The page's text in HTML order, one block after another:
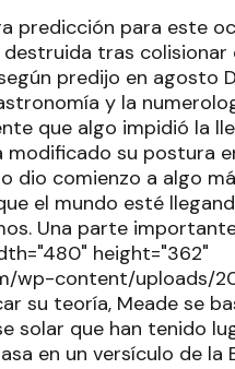
predicción para este
tras
predijo en agosto
y la
que algo impidió la
su postura
dio comienzo a algo
el mundo esté
Una parte
height="362"
wp-content/uploads/
su teoría, Meade se
solar que han tenido
en un versículo de